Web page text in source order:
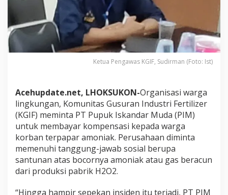
m
p
n
s
u
n
t
u
k
K
r
b
a
T
Ketua Pengawas KGIF, Sudirman (Foto: Ist)
Acehupdate.net, LHOKSUKON-Organisasi warga
lingkungan, Komunitas Gusuran Industri Fertilizer
(KGIF) meminta PT Pupuk Iskandar Muda (PIM)
untuk membayar kompensasi kepada warga
korban terpapar amoniak. Perusahaan diminta
memenuhi tanggung-jawab sosial berupa
santunan atas bocornya amoniak atau gas beracun
dari produksi pabrik H2O2.
“Hingga hampir sepekan insiden itu terjadi, PT PIM